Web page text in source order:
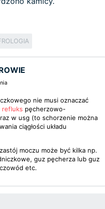
nie musi oznaczać
refluks pęcherzowo-
w usg (to schorzenie można
ciągłości układu
moczu może być kilka np.
guz pęcherza lub guz
etc.